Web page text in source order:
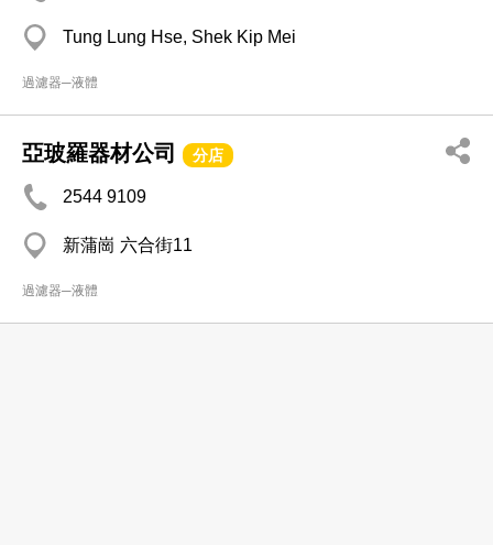
Tung Lung Hse, Shek Kip Mei
過濾器─液體
亞玻羅器材公司 分店
2544 9109
新蒲崗 六合街11
過濾器─液體